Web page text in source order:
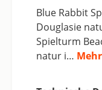
Blue Rabbit
Douglasie
Spielturm
natur i… Mehr